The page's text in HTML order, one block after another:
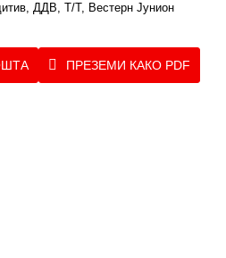
ДДВ, Т/Т, Вестерн Јунион
ПРЕЗЕМИ КАКО PDF